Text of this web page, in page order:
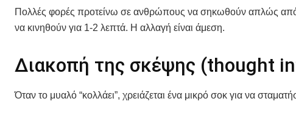
Πολλές φορές προτείνω σε ανθρώπους να σηκωθούν απλώς από
να κινηθούν για 1-2 λεπτά. Η αλλαγή είναι άμεση.
Διακοπή της σκέψης (thought
Όταν το μυαλό “κολλάει”, χρειάζεται ένα μικρό σοκ για να